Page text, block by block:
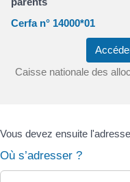
Cerfa n° 14000*01
Caisse nationale des
Vous devez ensuite
Où s’adresser ?